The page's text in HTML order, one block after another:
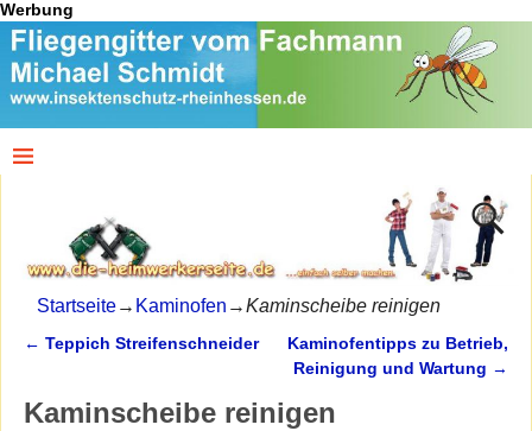
Werbung
Startseite→ Kaminofen →Kaminscheibe reinigen
← Teppich Streifenschneider
Kaminofentipps zu Betrieb,
Reinigung und Wartung →
Kaminscheibe reinigen